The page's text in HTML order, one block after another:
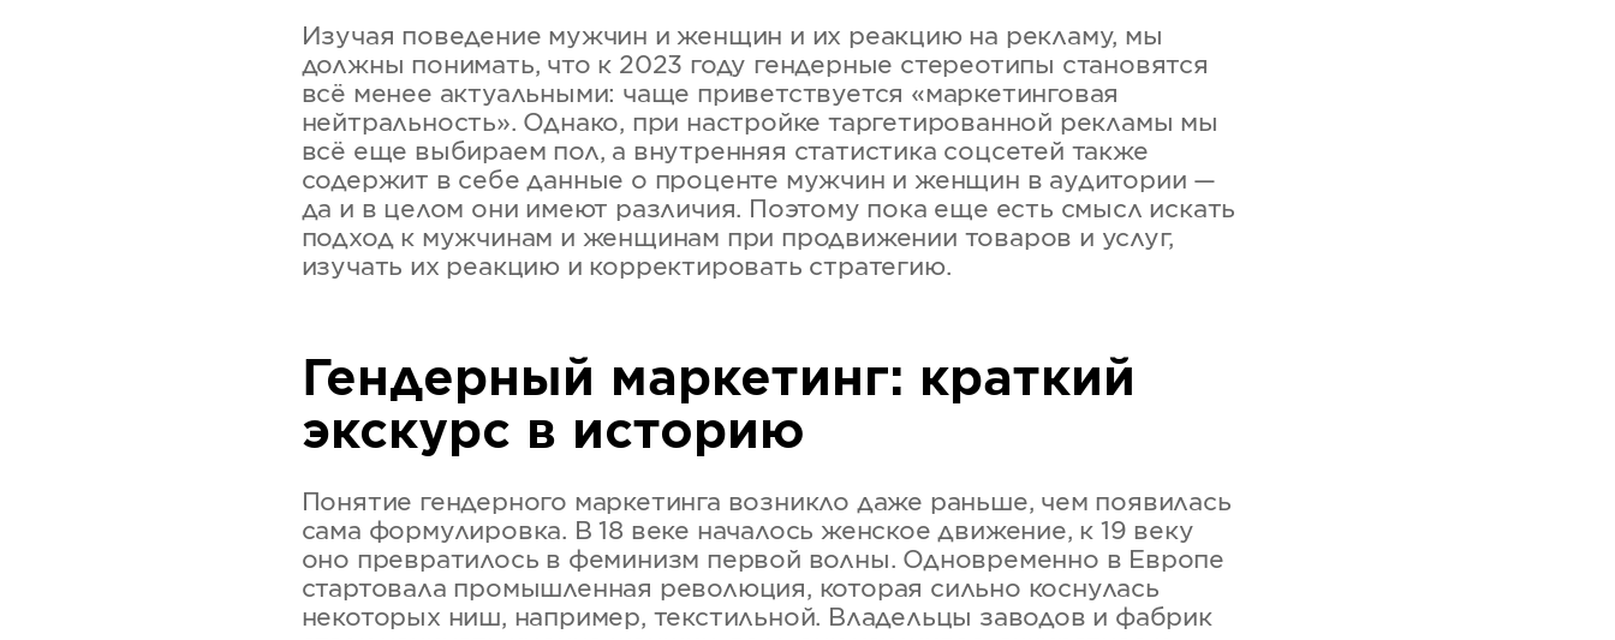
Изучая поведение мужчин и женщин и их реакцию на рекламу, мы
должны понимать, что к 2023 году гендерные стереотипы становятся
всё менее актуальными: чаще приветствуется «маркетинговая
нейтральность». Однако, при настройке таргетированной рекламы мы
всё еще выбираем пол, а внутренняя статистика соцсетей также
содержит в себе данные о проценте мужчин и женщин в аудитории —
да и в целом они имеют различия. Поэтому пока еще есть смысл искать
подход к мужчинам и женщинам при продвижении товаров и услуг,
изучать их реакцию и корректировать стратегию.
Гендерный маркетинг: краткий
экскурс в историю
Понятие гендерного маркетинга возникло даже раньше, чем появилась
сама формулировка. В 18 веке началось женское движение, к 19 веку
оно превратилось в феминизм первой волны. Одновременно в Европе
стартовала промышленная революция, которая сильно коснулась
некоторых ниш, например, текстильной. Владельцы заводов и фабрик